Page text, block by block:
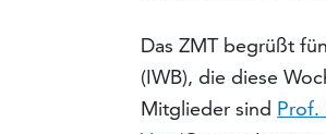
Das ZMT begrüßt
(IWB), die diese
Mitglieder sind Prof.